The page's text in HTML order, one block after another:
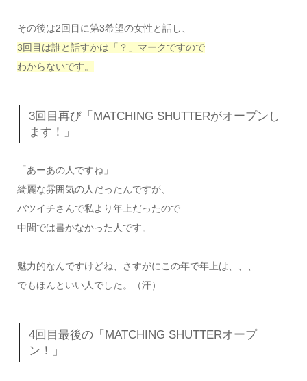
その後は2回目に第3希望の女性と話し、
3回目は誰と話すかは「？」マークですので
わからないです。
3回目再び「MATCHING SHUTTERがオープンし
ます！」
「あーあの人ですね」
綺麗な雰囲気の人だったんですが、
バツイチさんで私より年上だったので
中間では書かなかった人です。
魅力的なんですけどね、さすがにこの年で年上は、、、
でもほんといい人でした。（汗）
4回目最後の「MATCHING SHUTTERオープ
ン！」